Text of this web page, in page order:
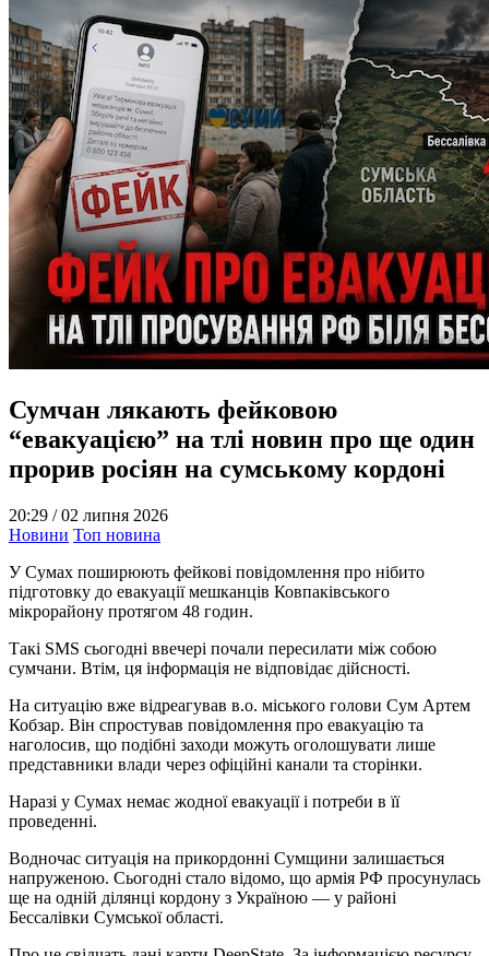
Сумчан лякають фейковою
“евакуацією” на тлі новин про ще один
прорив росіян на сумському кордоні
20:29 /02 липня 2026
Новини Топ новина
У Сумах поширюють фейкові повідомлення про нібито
підготовку до евакуації мешканців Ковпаківського
мікрорайону протягом 48 годин.
Такі SMS сьогодні ввечері почали пересилати між собою
сумчани. Втім, ця інформація не відповідає дійсності.
На ситуацію вже відреагував в.о. міського голови Сум Артем
Кобзар. Він спростував повідомлення про евакуацію та
наголосив, що подібні заходи можуть оголошувати лише
представники влади через офіційні канали та сторінки.
Наразі у Сумах немає жодної евакуації і потреби в її
проведенні.
Водночас ситуація на прикордонні Сумщини залишається
напруженою. Сьогодні стало відомо, що армія РФ просунулась
ще на одній ділянці кордону з Україною — у районі
Бессалівки Сумської області.